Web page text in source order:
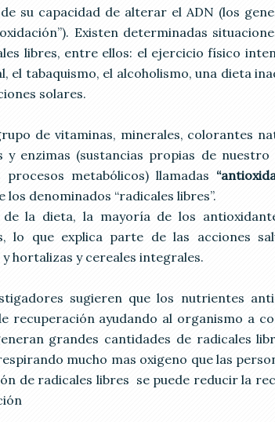
su capacidad de alterar el ADN (los
Existen determinadas
libres, entre ellos: el ejercicio físico
el tabaquismo, el alcoholismo, una dieta
solares.
de vitaminas, minerales, colorantes
y enzimas (sustancias propias de
procesos metabólicos) llamadas
los denominados “radicales libres”.
la dieta, la mayoría de los
lo que explica parte de las acciones
hortalizas y cereales integrales.
sugieren que los nutrientes
recuperación ayudando al organismo a
grandes cantidades de radicales
mucho mas oxigeno que las
de radicales libres se puede reducir la